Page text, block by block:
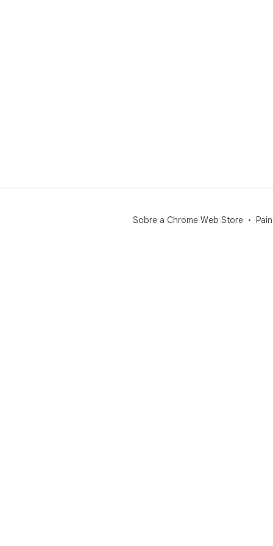
Sobre a Chrome Web Store